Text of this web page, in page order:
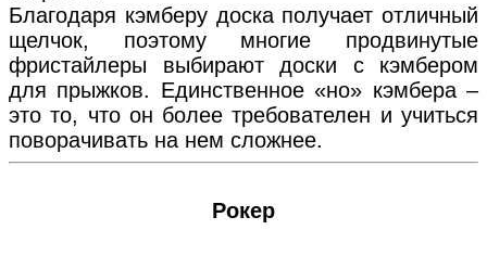
Благодаря кэмберу доска получает отличный
щелчок, поэтому многие продвинутые
фристайлеры выбирают доски с кэмбером
для прыжков. Единственное «но» кэмбера –
это то, что он более требователен и учиться
поворачивать на нем сложнее.
Рокер